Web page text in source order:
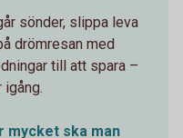
sönder, slippa leva
drömresan med
till att spara –
igång.
mycket ska man